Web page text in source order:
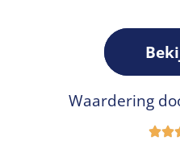
Waardering